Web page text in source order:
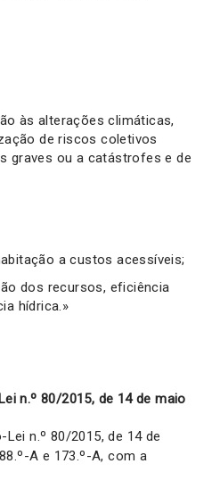
às alterações climáticas,
de riscos coletivos
graves ou a catástrofes e de
a custos acessíveis;
dos recursos, eficiência
hídrica.»
n.º 80/2015, de 14 de maio
n.º 80/2015, de 14 de
A e 173.º-A, com a